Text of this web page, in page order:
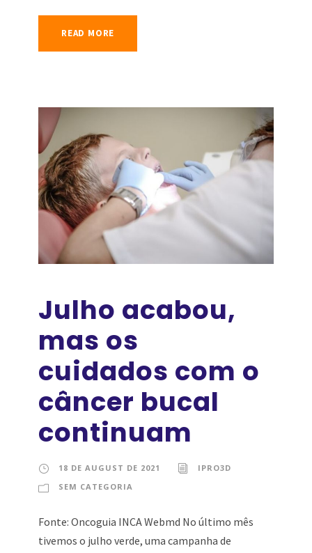
READ MORE
Julho acabou,
mas os
cuidados com o
câncer bucal
continuam
18 DE AUGUST DE 2021
IPRO3D
SEM CATEGORIA
Fonte: Oncoguia INCA Webmd No último mês
tivemos o julho verde, uma campanha de